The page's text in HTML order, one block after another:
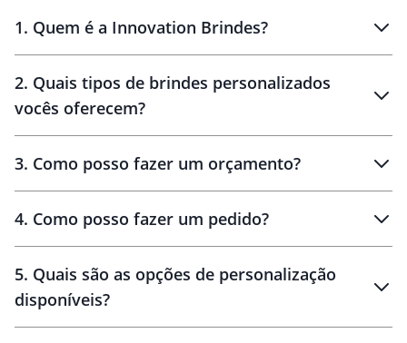
1. Quem é a Innovation Brindes?
Brindes personalizados
2. Quais tipos de brindes personalizados
vocês oferecem?
personalizados
3. Como posso fazer um orçamento?
brinde
personalização
4. Como posso fazer um pedido?
amostra virtual
5. Quais são as opções de personalização
disponíveis?